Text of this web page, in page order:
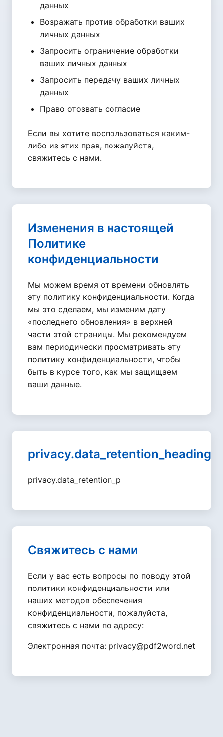
данных
Возражать против обработки ваших
личных данных
Запросить ограничение обработки
ваших личных данных
Запросить передачу ваших личных
данных
Право отозвать согласие
Если вы хотите воспользоваться каким-
либо из этих прав, пожалуйста,
свяжитесь с нами.
Изменения в настоящей
Политике
конфиденциальности
Мы можем время от времени обновлять
эту политику конфиденциальности. Когда
мы это сделаем, мы изменим дату
«последнего обновления» в верхней
части этой страницы. Мы рекомендуем
вам периодически просматривать эту
политику конфиденциальности, чтобы
быть в курсе того, как мы защищаем
ваши данные.
privacy.data_retention_heading
privacy.data_retention_p
Свяжитесь с нами
Если у вас есть вопросы по поводу этой
политики конфиденциальности или
наших методов обеспечения
конфиденциальности, пожалуйста,
свяжитесь с нами по адресу:
Электронная почта: privacy@pdf2word.net